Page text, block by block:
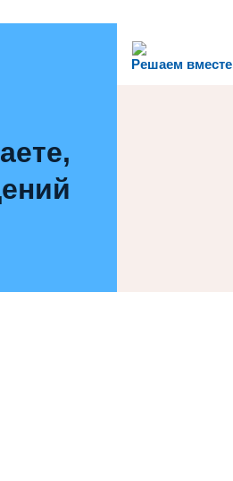
Решаем вместе